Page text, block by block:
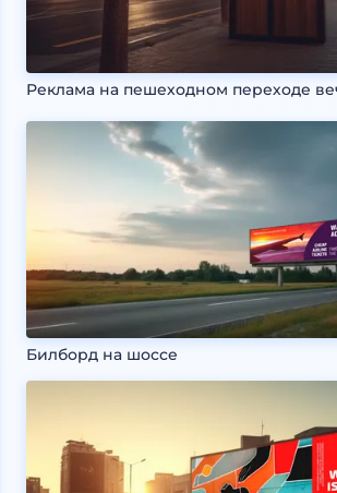
Реклама на пешеходном переходе
Билборд на шоссе